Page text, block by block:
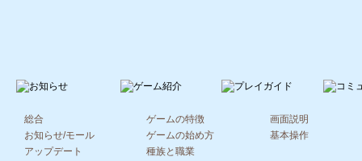
総合
お知らせ/モール
アップデート
ゲームの特徴
ゲームの始め方
種族と職業
画面説明
基本操作